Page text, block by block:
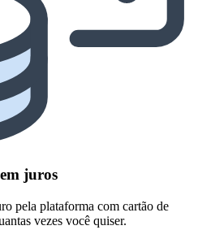
juros
pela plataforma com cartão de
vezes você quiser.